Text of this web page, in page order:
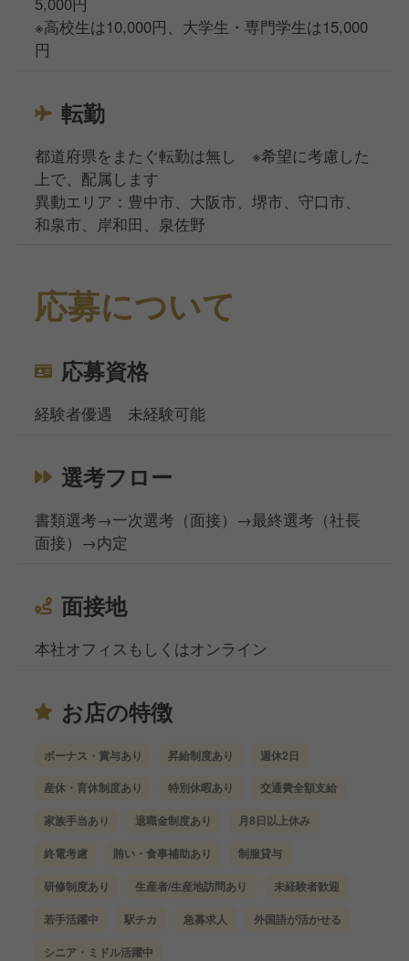
※高校生は10,000円、大学生・専門学生は15,000
円
転勤
都道府県をまたぐ転勤は無し ※希望に考慮した
上で、配属します
異動エリア：豊中市、大阪市、堺市、守口市、
和泉市、岸和田、泉佐野
応募について
応募資格
経験者優遇 未経験可能
選考フロー
書類選考→一次選考（面接）→最終選考（社長
面接）→内定
面接地
本社オフィスもしくはオンライン
お店の特徴
ボーナス・賞与あり 昇給制度あり 週休2日
産休・育休制度あり 特別休暇あり 交通費全額支給
家族手当あり 退職金制度あり 月8日以上休み
終電考慮 賄い・食事補助あり 制服貸与
研修制度あり 生産者/生産地訪問あり 未経験者歓迎
若手活躍中 駅チカ 急募求人 外国語が活かせる
シニア・ミドル活躍中